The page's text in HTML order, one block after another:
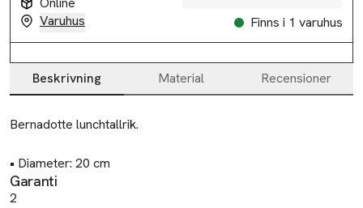
Varuhus
Finns i 1 varuhus
Beskrivning Material Recensioner
Beskrivning
Bernadotte lunchtallrik.
• Diameter: 20 cm
Garanti
2